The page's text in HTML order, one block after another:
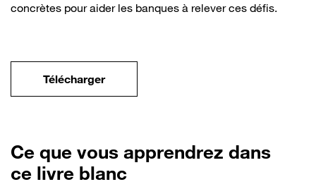
concrètes pour aider les banques à relever ces défis.
Télécharger
Ce que vous apprendrez dans
ce livre blanc